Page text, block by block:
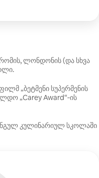
რომის, ლონდონის (და სხვა
„ბეტმენი სუპერმენის
„Carey Award“‑ის
კულინარიულ სკოლაში